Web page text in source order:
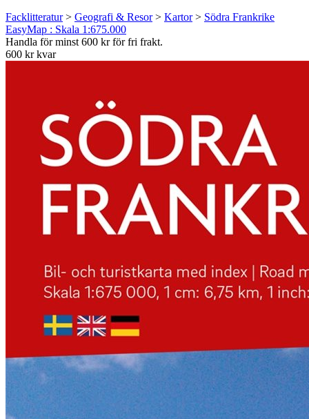
Facklitteratur> Geografi & Resor> Kartor> Södra Frankrike
EasyMap : Skala 1:675.000
Handla för minst 600 kr för fri frakt.
600 kr kvar